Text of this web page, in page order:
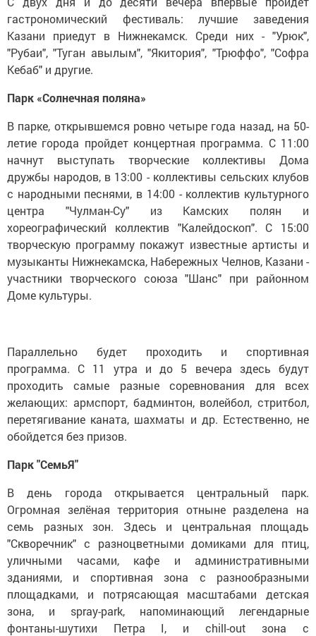
гастрономический фестиваль: лучшие заведения
Казани приедут в Нижнекамск. Среди них - "Урюк",
"Рубаи", "Туган авылым", "Якитория", "Трюффо", "Софра
Кебаб" и другие.
Парк «Солнечная поляна»
В парке, открывшемся ровно четыре года назад, на 50-
летие города пройдет концертная программа. С 11:00
начнут выступать творческие коллективы Дома
дружбы народов, в 13:00 - коллективы сельских клубов
с народными песнями, в 14:00 - коллектив культурного
центра "Чулман-Су" из Камских полян и
хореографический коллектив "Калейдоскоп". С 15:00
творческую программу покажут известные артисты и
музыканты Нижнекамска, Набережных Челнов, Казани -
участники творческого союза "Шанс" при районном
Доме культуры.
Параллельно будет проходить и спортивная
программа. С 11 утра и до 5 вечера здесь будут
проходить самые разные соревнования для всех
желающих: армспорт, бадминтон, волейбол, стритбол,
перетягивание каната, шахматы и др. Естественно, не
обойдется без призов.
Парк "СемьЯ"
В день города открывается центральный парк.
Огромная зелёная территория отныне разделена на
семь разных зон. Здесь и центральная площадь
"Скворечник" с разноцветными домиками для птиц,
уличными часами, кафе и административными
зданиями, и спортивная зона с разнообразными
площадками, и потрясающая масштабами детская
зона, и spray-park, напоминающий легендарные
фонтаны-шутихи Петра I, и chill-out зона с